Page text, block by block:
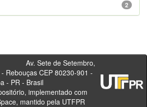
2
Sete de Setembro,
Rebouças CEP 80230-901 -
- PR - Brasil
implementado com
mantido pela UTFPR